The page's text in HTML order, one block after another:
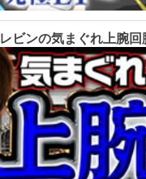
レビンの気まぐれ上腕回